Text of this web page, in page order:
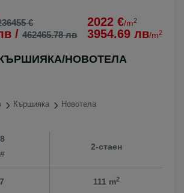
€
/ 462465.78 лв
2022 €/m2
3954.69 лв/m2
НОВОТЕЛА
Кършияка Новотела
2-стаен
111 m2